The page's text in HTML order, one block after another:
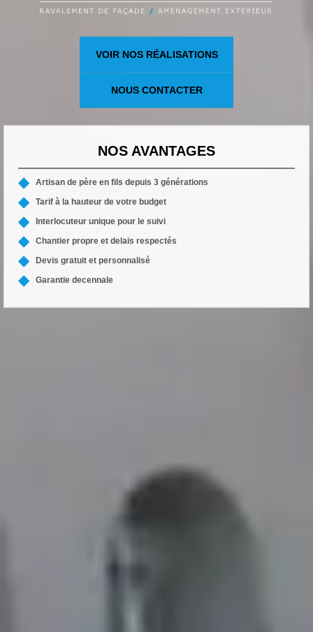
VOIR NOS RÉALISATIONS
NOUS CONTACTER
NOS AVANTAGES
Artisan de père en fils depuis 3 générations
Tarif à la hauteur de votre budget
Interlocuteur unique pour le suivi
Chantier propre et delais respectés
Devis gratuit et personnalisé
Garantie decennale